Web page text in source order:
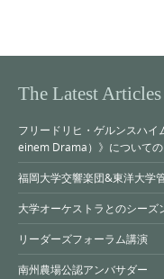
The Latest Articles
フリードリヒ・ゲルンスハ
einem Drama）》について
福岡大学交響楽団&東洋大学
大学オーケストラとのシーズ
リーダーズフォーラム講演
南州農場公認アンバサダー